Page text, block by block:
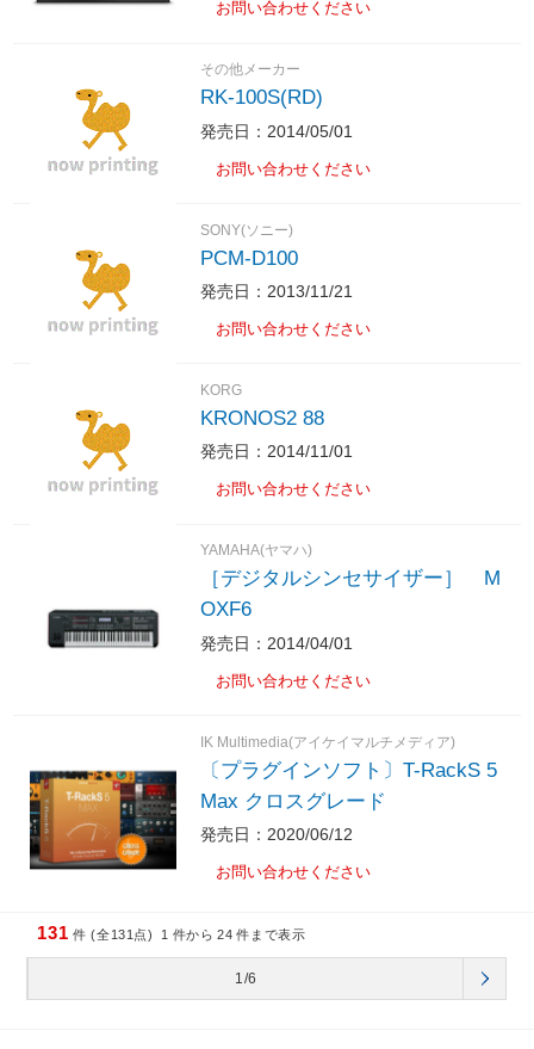
お問い合わせください
その他メーカー
RK-100S(RD)
発売日：2014/05/01
お問い合わせください
SONY(ソニー)
PCM-D100
発売日：2013/11/21
お問い合わせください
KORG
KRONOS2 88
発売日：2014/11/01
お問い合わせください
YAMAHA(ヤマハ)
［デジタルシンセサイザー］ M
OXF6
発売日：2014/04/01
お問い合わせください
IK Multimedia(アイケイマルチメディア)
〔プラグインソフト〕T-RackS 5
Max クロスグレード
発売日：2020/06/12
お問い合わせください
131 件 (全131点) 1 件から 24 件まで表示
1/6